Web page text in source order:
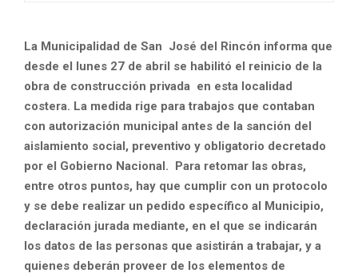
La Municipalidad de San José del Rincón informa que
desde el lunes 27 de abril se habilitó el reinicio de la
obra de construcción privada en esta localidad
costera. La medida rige para trabajos que contaban
con autorización municipal antes de la sanción del
aislamiento social, preventivo y obligatorio decretado
por el Gobierno Nacional. Para retomar las obras,
entre otros puntos, hay que cumplir con un protocolo
y se debe realizar un pedido específico al Municipio,
declaración jurada mediante, en el que se indicarán
los datos de las personas que asistirán a trabajar, y a
quienes deberán proveer de los elementos de